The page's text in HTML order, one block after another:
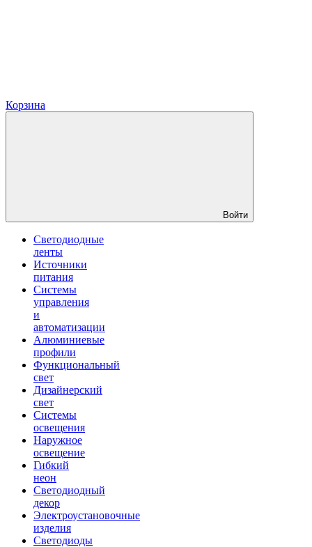
Корзина
Войти
Светодиодные
ленты
Источники
питания
Системы
управления
и
автоматизации
Алюминиевые
профили
Функциональный
свет
Дизайнерский
свет
Системы
освещения
Наружное
освещение
Гибкий
неон
Светодиодный
декор
Электроустановочные
изделия
Светодиоды